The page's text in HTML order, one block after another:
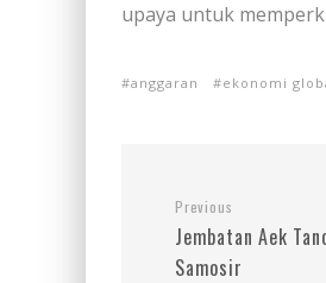
upaya untuk
anggaran ekonomi
Previous
Jembatan Aek
Samosir